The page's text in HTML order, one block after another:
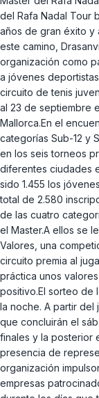
del Rafa Nadal Tour
años de gran éxito y
este camino,
organización como
a jóvenes
circuito de tenis
al 23 de septiembre
Mallorca.En el
categorías Sub-12 y
en los seis torneos
diferentes ciudades
sido 1.455 los
total de 2.580
de las cuatro
el Master.A ellos se
Valores, una
circuito premia al
práctica unos
positivo.El sorteo de
la noche. A partir del
que concluirán el
finales y la posterior
presencia de
organización
empresas